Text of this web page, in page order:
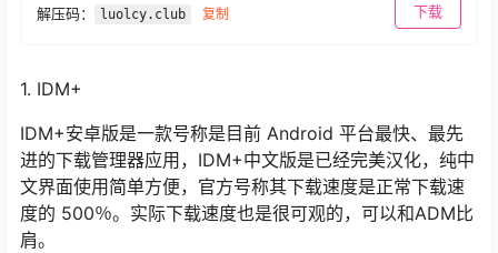
解压码： luolcy.club 复制 下载
1. IDM+
IDM+安卓版是一款号称是目前 Android 平台最快、最先
进的下载管理器应用，IDM+中文版是已经完美汉化，纯中
文界面使用简单方便，官方号称其下载速度是正常下载速
度的 500％。实际下载速度也是很可观的，可以和ADM比
肩。